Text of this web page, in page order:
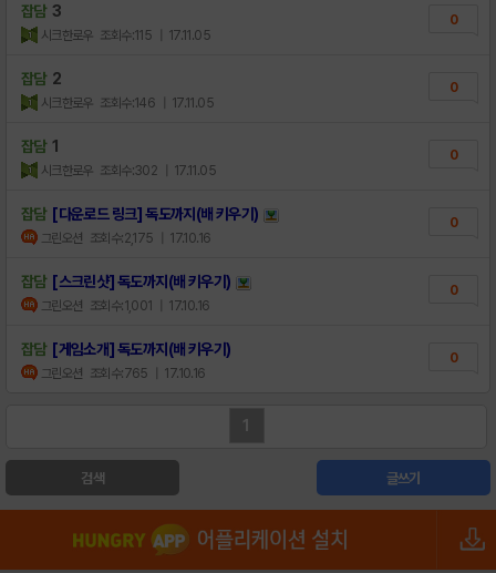
잡담 3
시크한로우 조회수:115 | 17.11.05
0
잡담 2
시크한로우 조회수:146 | 17.11.05
0
잡담 1
시크한로우 조회수:302 | 17.11.05
0
잡담 [다운로드 링크] 독도까지(배 키우기)
그린오션 조회수:2,175 | 17.10.16
0
잡담 [스크린샷] 독도까지(배 키우기)
그린오션 조회수:1,001 | 17.10.16
0
잡담 [게임소개] 독도까지(배 키우기)
그린오션 조회수:765 | 17.10.16
0
1
검색 글쓰기